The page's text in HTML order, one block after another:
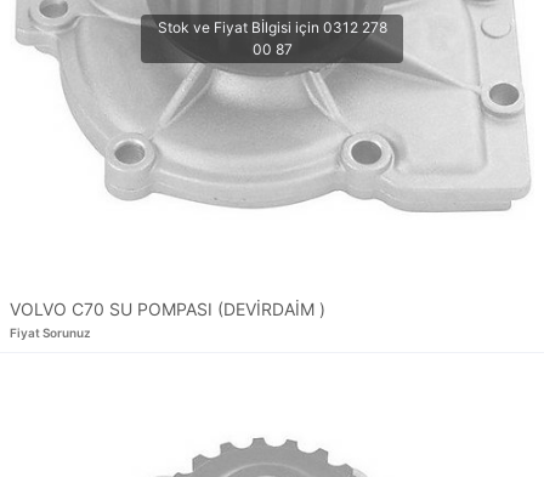
VOLVO C70 SU POMPASI (DEVİRDAİM )
Fiyat Sorunuz